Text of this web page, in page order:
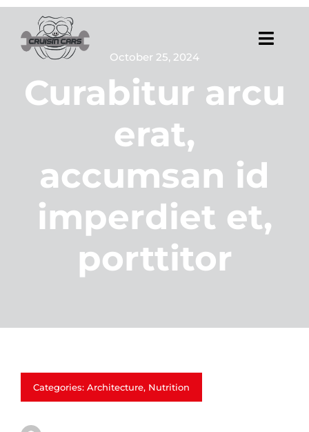
Skip
content
Services
October 25, 2024
Curabitur arcu
erat,
accumsan id
imperdiet et,
porttitor
Categories: Architecture, Nutrition